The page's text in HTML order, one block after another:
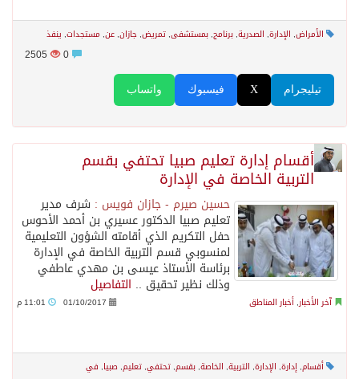
الأمراض, الإدارة, الصدرية, برنامج, بمستشفى, تمريض, جازان, عن, مستجدات, ينفذ
2505
واتساب فيسبوك X تيليجرام
أقسام إدارة تعليم صبيا تحتفي بقسم
التربية الخاصة في الإدارة
حسين صيرم - جازان فويس : شرف مدير
تعليم صبيا الدكتور عسيري بن أحمد الأحوس
حفل التكريم الذي أقامته الشؤون التعليمية
لمنسوبي قسم التربية الخاصة في الإدارة
برئاسة الأستاذ عيسى بن مهدي عاطفي
وذلك نظير تحقيق .. التفاصيل
آخر الأخبار, أخبار المناطق 01/10/2017
أقسام, إدارة, الإدارة, التربية, الخاصة, بقسم, تحتفي, تعليم, صبيا, في